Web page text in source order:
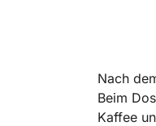
Nach
Beim
Kaffee